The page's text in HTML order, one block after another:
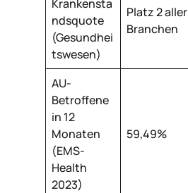
Krankensta
ndsquote
(Gesundhei
tswesen)
Platz 2 aller
Branchen
AU-
Betroffene
in 12
Monaten
(EMS-
Health
2023)
59,49%